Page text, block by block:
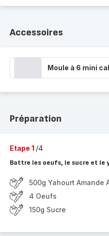
Accessoires
Moule à 6 mini
Préparation
Etape 1 /4
Battre les oeufs, le sucre et le
500g Yahourt Amande
4 Oeufs
150g Sucre